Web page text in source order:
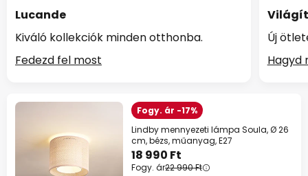
Lucande
Kiváló kollekciók minden otthonba.
Fedezd fel most
Új
Hagyd
Fogy. ár -17%
Lindby mennyezeti lámpa Soula, Ø 26
cm, bézs, műanyag, E27
18 990 Ft
Fogy. ár22 990 Ft